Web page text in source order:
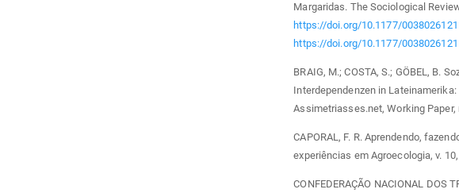
Margaridas. The Sociological
https://doi.org/10.1177/
https://doi.org/10.1177/
BRAIG, M.; COSTA, S.; GÖBEL, B.
Interdependenzen in
Assimetriasses.net, Working Paper,
CAPORAL, F. R. Aprendendo,
experiências em Agroecologia, v.
CONFEDERAÇÃO NACIONAL DOS